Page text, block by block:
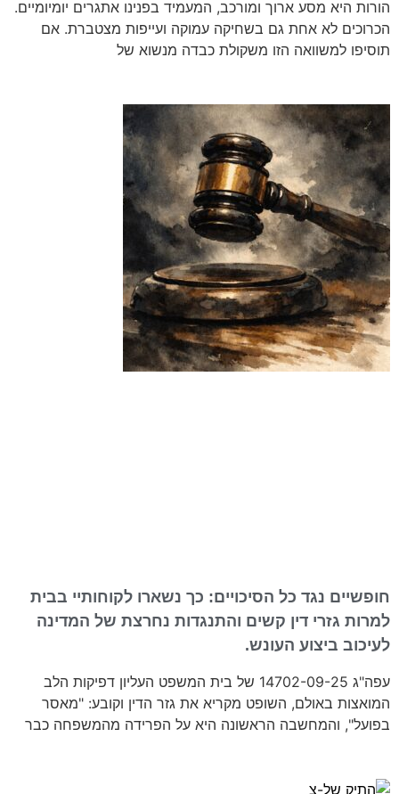
הורות היא מסע ארוך ומורכב, המעמיד בפנינו אתגרים יומיומיים.
הכרוכים לא אחת גם בשחיקה עמוקה ועייפות מצטברת. אם
תוסיפו למשוואה הזו משקולת כבדה מנשוא של
חופשיים נגד כל הסיכויים: כך נשארו לקוחותיי בבית
למרות גזרי דין קשים והתנגדות נחרצת של המדינה
לעיכוב ביצוע העונש.
עפה"ג 14702-09-25 של בית המשפט העליון דפיקות הלב
המואצות באולם, השופט מקריא את גזר הדין וקובע: "מאסר
בפועל", והמחשבה הראשונה היא על הפרידה מהמשפחה כבר